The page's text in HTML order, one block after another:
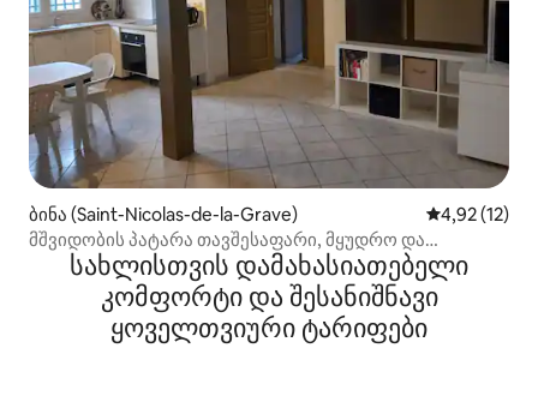
ბინა (Saint-Nicolas-de-la-Grave) საშუალო
4,92 (12)
მშვიდობის პატარა თავშესაფარი, მყუდრო და
მეზობლის გარეშე
სახლისთვის დამახასიათებელი
კომფორტი და შესანიშნავი
ყოველთვიური ტარიფები